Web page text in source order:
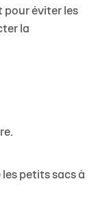
pour éviter les
la
petits sacs à